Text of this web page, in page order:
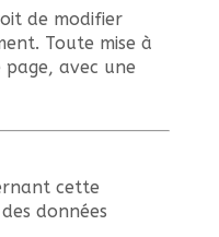
de modifier
Toute mise à
avec une
cette
données